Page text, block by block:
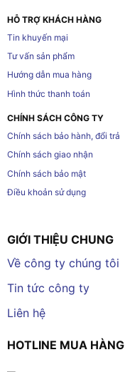
HỖ TRỢ KHÁCH HÀNG
Tin khuyến mại
Tư vấn sản phẩm
Hướng dẫn mua hàng
Hình thức thanh toán
CHÍNH SÁCH CÔNG TY
Chính sách bảo hành, đổi trả
Chính sách giao nhận
Chính sách bảo mật
Điều khoản sử dụng
GIỚI THIỆU CHUNG
Về công ty chúng tôi
Tin tức công ty
Liên hệ
HOTLINE MUA HÀNG